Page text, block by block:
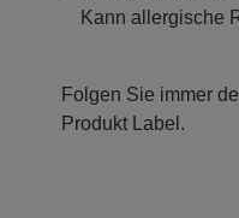
Kann allergische
Folgen Sie immer
Produkt Label.